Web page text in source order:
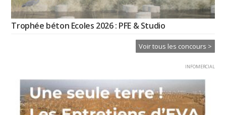
Trophée béton Ecoles 2026 : PFE & Studio
Voir tous les concours >
INFOMERCIAL